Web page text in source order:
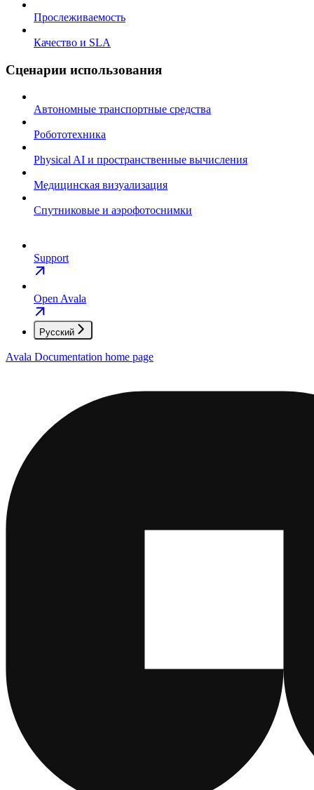
Прослеживаемость
Качество и SLA
Сценарии использования
Автономные транспортные средства
Робототехника
Physical AI и пространственные вычисления
Медицинская визуализация
Спутниковые и аэрофотоснимки
Support
Open Avala
Русский
Avala Documentation home page